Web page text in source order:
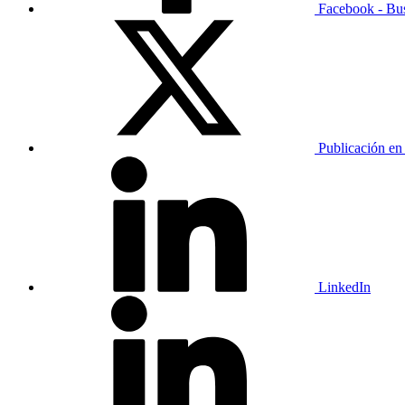
Facebook -
Publicación
LinkedIn